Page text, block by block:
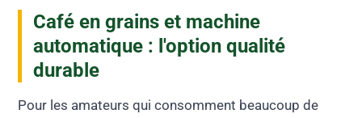
Café en grains et machine
automatique : l'option qualité
durable
Pour les amateurs qui consomment beaucoup de